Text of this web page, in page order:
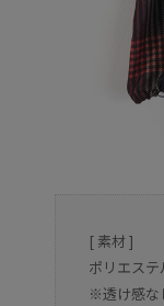
[ 素材 ]
ポリエステ
※透け感な